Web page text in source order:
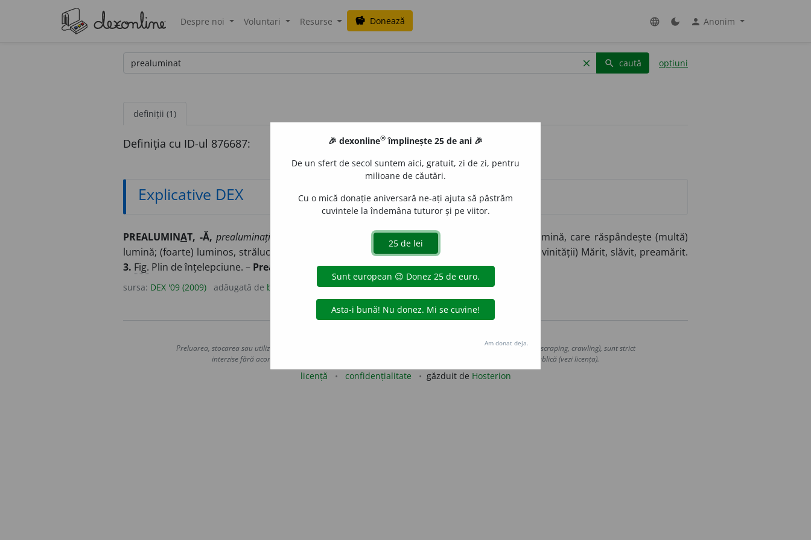
Despre noi Voluntari Resurse savings Donează language dark_mode person Anonim
clear search caută opțiuni
definiții (1)
Definiția cu ID-ul 876687:
Explicative DEX
PREALUMINAT, -Ă, prealuminați, -te,
) Care constituie un izvor (puternic) de lumină, care răspândește (multă)
lumină; (foarte) luminos, strălucitor.
(În titulatura dată suveranilor, înalților prelați sau divinității) Mărit, slăvit, preamărit.
3. Fig. Plin de înțelepciune. – Prea luminat.
sursa: DEX '09 (2009) adăugată de blaurb. acțiuni
Preluarea, stocarea sau utilizarea datelor de pe acest site, inclusiv prin orice metode de extragere automată (web scraping, crawling), sunt strict
interzise fără acordul nostru prealabil scris, cu excepția seturilor de date oferite oficial spre utilizare publică (vezi licența).
licență confidențialitate găzduit de Hosterion
🎉 dexonline® împlinește 25 de ani 🎉
De un sfert de secol suntem aici, gratuit, zi de zi, pentru
milioane de căutări.
Cu o mică donație aniversară ne-ați ajuta să păstrăm
cuvintele la îndemâna tuturor și pe viitor.
Am donat deja.